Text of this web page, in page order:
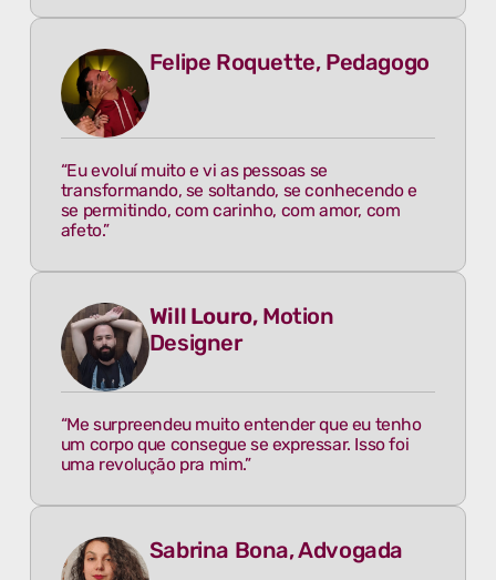
Felipe Roquette, Pedagogo
“Eu evoluí muito e vi as pessoas se
transformando, se soltando, se conhecendo e
se permitindo, com carinho, com amor, com
afeto.”
Will Louro,Motion
Designer
“Me surpreendeu muito entender que eu tenho
um corpo que consegue se expressar. Isso foi
uma revolução pra mim.”
Sabrina Bona, Advogada